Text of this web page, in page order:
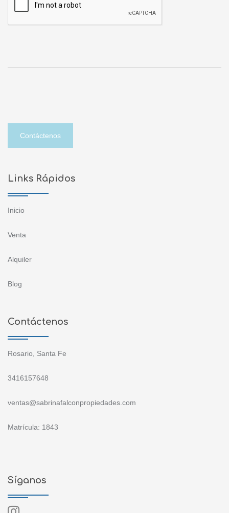
Contáctenos
Links Rápidos
Inicio
Venta
Alquiler
Blog
Contáctenos
Rosario, Santa Fe
3416157648
ventas@sabrinafalconpropiedades.com
Matrícula: 1843
Síganos